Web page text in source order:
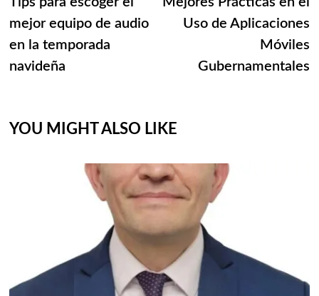
de
entradas
mejor equipo de audio
en la temporada
navideña
Uso de Aplicaciones
Móviles
Gubernamentales
YOU MIGHT ALSO LIKE